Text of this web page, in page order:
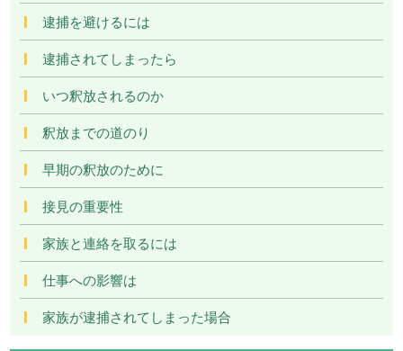
逮捕を避けるには
逮捕されてしまったら
いつ釈放されるのか
釈放までの道のり
早期の釈放のために
接見の重要性
家族と連絡を取るには
仕事への影響は
家族が逮捕されてしまった場合